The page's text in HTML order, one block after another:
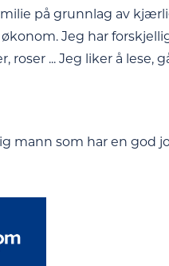
på grunnlag av
Jeg har
roser ... Jeg liker å
mann som har en god